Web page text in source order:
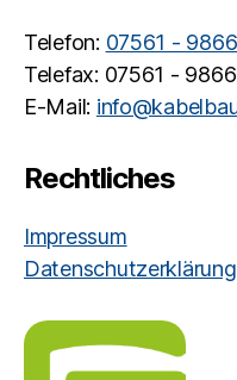
Telefon: 07561 -
Telefax: 07561 -
E-Mail:
Rechtliches
Impressum
Datenschutzerklärung